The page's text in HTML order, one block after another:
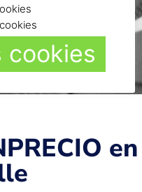
en
cookies